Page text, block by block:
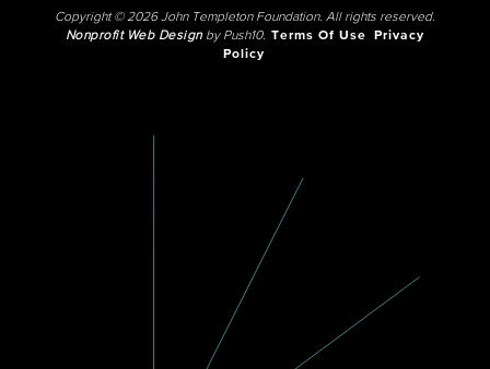
Copyright © 2026 John Templeton Foundation. All rights reserved.
Nonprofit Web Designby Push10. Terms Of Use
Privacy
Policy